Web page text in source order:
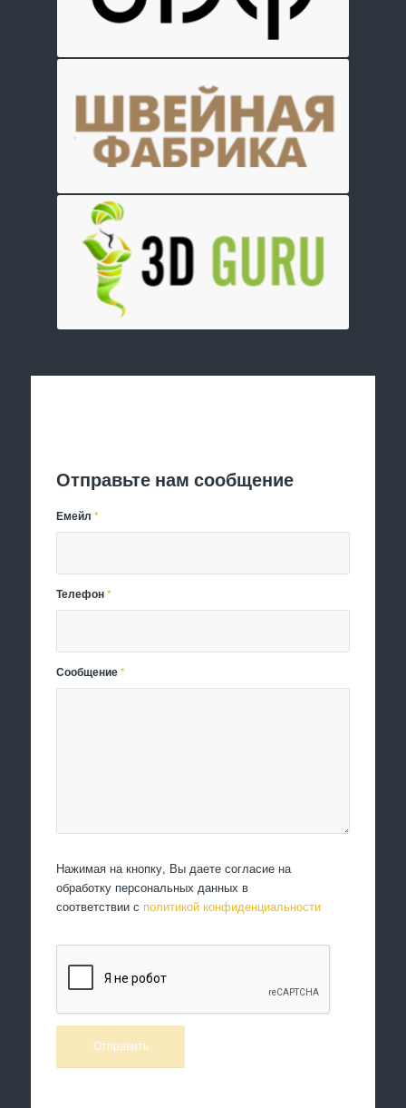
Отправьте нам сообщение
Емейл*
Телефон*
Сообщение*
Нажимая на кнопку, Вы даете согласие на
обработку персональных данных в
соответствии с политикой конфиденциальности